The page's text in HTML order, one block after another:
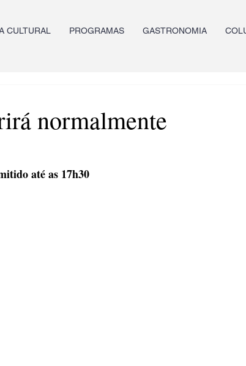
CULTURAL PROGRAMAS GASTRONOMIA
normalmente
até as 17h30